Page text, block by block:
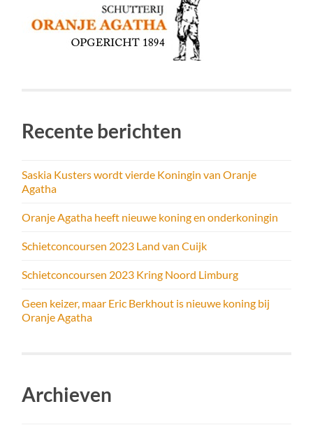
Recente berichten
Saskia Kusters wordt vierde Koningin van Oranje
Agatha
Oranje Agatha heeft nieuwe koning en onderkoningin
Schietconcoursen 2023 Land van Cuijk
Schietconcoursen 2023 Kring Noord Limburg
Geen keizer, maar Eric Berkhout is nieuwe koning bij
Oranje Agatha
Archieven